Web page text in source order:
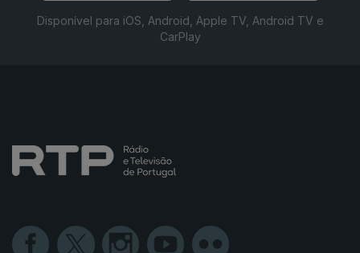
Disponível para iOS, Android, Apple TV, Android TV e
CarPlay